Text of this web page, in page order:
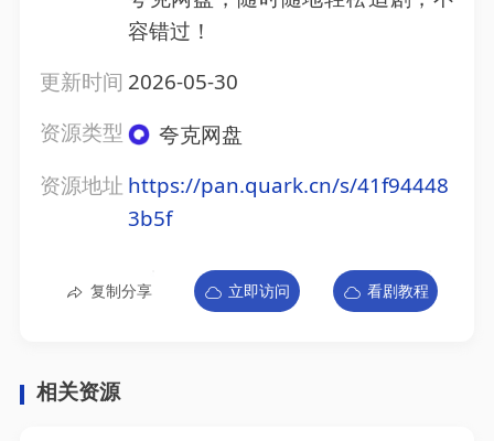
容错过！
更新时间 2026-05-30
资源类型
夸克网盘
资源地址 https://pan.quark.cn/s/41f94448
3b5f
复制分享 立即访问 看剧教程
相关资源